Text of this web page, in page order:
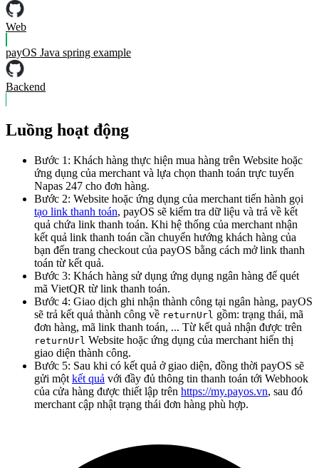
Web
payOS Java spring example
Backend
Luồng hoạt động
Bước 1: Khách hàng thực hiện mua hàng trên Website hoặc
ứng dụng của merchant và lựa chọn thanh toán trực tuyến
Napas 247 cho đơn hàng.
Bước 2: Website hoặc ứng dụng của merchant tiến hành gọi
tạo link thanh toán, payOS sẽ kiểm tra dữ liệu và trả về kết
quả chứa link thanh toán. Khi hệ thống của merchant nhận
kết quả link thanh toán cần chuyển hướng khách hàng của
bạn đến trang checkout của payOS bằng cách mở link thanh
toán từ kết quả.
Bước 3: Khách hàng sử dụng ứng dụng ngân hàng để quét
mã VietQR từ link thanh toán.
Bước 4: Giao dịch ghi nhận thành công tại ngân hàng, payOS
sẽ trả kết quả thành công về returnUrl gồm: trạng thái, mã
đơn hàng, mã link thanh toán, ... Từ kết quả nhận được trên
returnUrl Website hoặc ứng dụng của merchant hiển thị
giao diện thành công.
Bước 5: Sau khi có kết quả ở giao diện, đồng thời payOS sẽ
gửi một kết quả với đầy đủ thông tin thanh toán tới Webhook
của cửa hàng được thiết lập trên https://my.payos.vn, sau đó
merchant cập nhật trạng thái đơn hàng phù hợp.